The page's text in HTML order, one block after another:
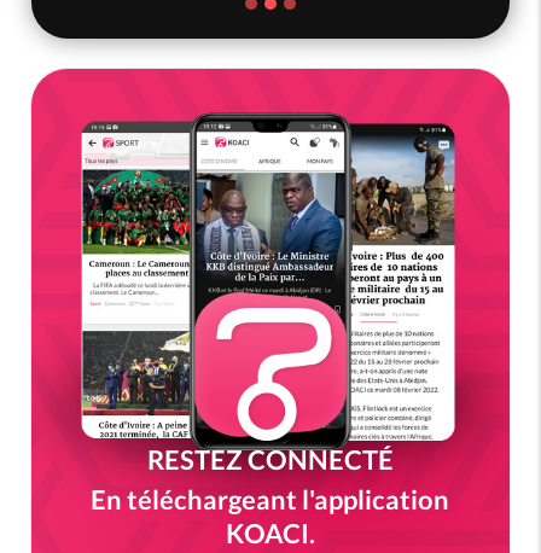
RESTEZ CONNECTÉ
En téléchargeant l'application
KOACI.